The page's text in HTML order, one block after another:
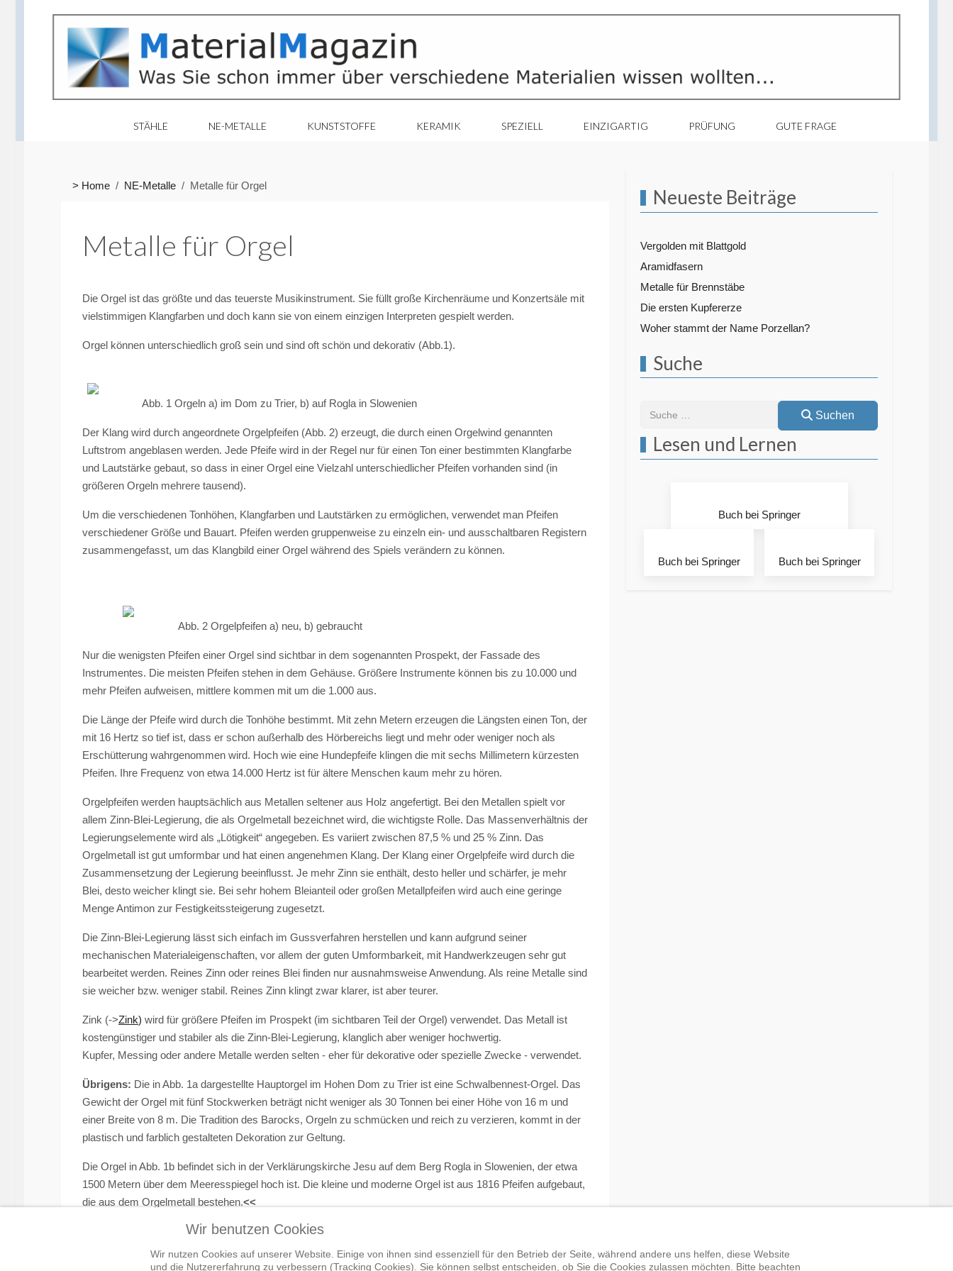
STÄHLE NE-METALLE KUNSTSTOFFE KERAMIK SPEZIELL EINZIGARTIG PRÜFUNG GUTE FRAGE
> Home NE-Metalle Metalle für Orgel
Metalle für Orgel
Die Orgel ist das größte und das teuerste Musikinstrument. Sie füllt große Kirchenräume und Konzertsäle mit
vielstimmigen Klangfarben und doch kann sie von einem einzigen Interpreten gespielt werden.
Orgel können unterschiedlich groß sein und sind oft schön und dekorativ (Abb.1).
Abb. 1 Orgeln a) im Dom zu Trier, b) auf Rogla in Slowenien
Der Klang wird durch angeordnete Orgelpfeifen (Abb. 2) erzeugt, die durch einen Orgelwind genannten
Luftstrom angeblasen werden. Jede Pfeife wird in der Regel nur für einen Ton einer bestimmten Klangfarbe
und Lautstärke gebaut, so dass in einer Orgel eine Vielzahl unterschiedlicher Pfeifen vorhanden sind (in
größeren Orgeln mehrere tausend).
Um die verschiedenen Tonhöhen, Klangfarben und Lautstärken zu ermöglichen, verwendet man Pfeifen
verschiedener Größe und Bauart. Pfeifen werden gruppenweise zu einzeln ein- und ausschaltbaren Registern
zusammengefasst, um das Klangbild einer Orgel während des Spiels verändern zu können.
Abb. 2 Orgelpfeifen a) neu, b) gebraucht
Nur die wenigsten Pfeifen einer Orgel sind sichtbar in dem sogenannten Prospekt, der Fassade des
Instrumentes. Die meisten Pfeifen stehen in dem Gehäuse. Größere Instrumente können bis zu 10.000 und
mehr Pfeifen aufweisen, mittlere kommen mit um die 1.000 aus.
Die Länge der Pfeife wird durch die Tonhöhe bestimmt. Mit zehn Metern erzeugen die Längsten einen Ton, der
mit 16 Hertz so tief ist, dass er schon außerhalb des Hörbereichs liegt und mehr oder weniger noch als
Erschütterung wahrgenommen wird. Hoch wie eine Hundepfeife klingen die mit sechs Millimetern kürzesten
Pfeifen. Ihre Frequenz von etwa 14.000 Hertz ist für ältere Menschen kaum mehr zu hören.
Orgelpfeifen werden hauptsächlich aus Metallen seltener aus Holz angefertigt. Bei den Metallen spielt vor
allem Zinn-Blei-Legierung, die als Orgelmetall bezeichnet wird, die wichtigste Rolle. Das Massenverhältnis der
Legierungselemente wird als „Lötigkeit“ angegeben. Es variiert zwischen 87,5 % und 25 % Zinn. Das
Orgelmetall ist gut umformbar und hat einen angenehmen Klang. Der Klang einer Orgelpfeife wird durch die
Zusammensetzung der Legierung beeinflusst. Je mehr Zinn sie enthält, desto heller und schärfer, je mehr
Blei, desto weicher klingt sie. Bei sehr hohem Bleianteil oder großen Metallpfeifen wird auch eine geringe
Menge Antimon zur Festigkeitssteigerung zugesetzt.
Die Zinn-Blei-Legierung lässt sich einfach im Gussverfahren herstellen und kann aufgrund seiner
mechanischen Materialeigenschaften, vor allem der guten Umformbarkeit, mit Handwerkzeugen sehr gut
bearbeitet werden. Reines Zinn oder reines Blei finden nur ausnahmsweise Anwendung. Als reine Metalle sind
sie weicher bzw. weniger stabil. Reines Zinn klingt zwar klarer, ist aber teurer.
Zink (->Zink) wird für größere Pfeifen im Prospekt (im sichtbaren Teil der Orgel) verwendet. Das Metall ist
kostengünstiger und stabiler als die Zinn-Blei-Legierung, klanglich aber weniger hochwertig.
Kupfer, Messing oder andere Metalle werden selten - eher für dekorative oder spezielle Zwecke - verwendet.
Übrigens: Die in Abb. 1a dargestellte Hauptorgel im Hohen Dom zu Trier ist eine Schwalbennest-Orgel. Das
Gewicht der Orgel mit fünf Stockwerken beträgt nicht weniger als 30 Tonnen bei einer Höhe von 16 m und
einer Breite von 8 m. Die Tradition des Barocks, Orgeln zu schmücken und reich zu verzieren, kommt in der
plastisch und farblich gestalteten Dekoration zur Geltung.
Die Orgel in Abb. 1b befindet sich in der Verklärungskirche Jesu auf dem Berg Rogla in Slowenien, der etwa
1500 Metern über dem Meeresspiegel hoch ist. Die kleine und moderne Orgel ist aus 1816 Pfeifen aufgebaut,
die aus dem Orgelmetall bestehen.<<
Vorheriger Beitrag: Die ersten Kupfererze
Neueste Beiträge
Vergolden mit Blattgold
Aramidfasern
Metalle für Brennstäbe
Die ersten Kupfererze
Woher stammt der Name Porzellan?
Suche
Suchen
Suchen
Lesen und Lernen
Buch bei Springer
Buch bei Springer Buch bei Springer
Wir benutzen Cookies
Wir nutzen Cookies auf unserer Website. Einige von ihnen sind essenziell für den Betrieb der Seite, während andere uns helfen, diese Website
und die Nutzererfahrung zu verbessern (Tracking Cookies). Sie können selbst entscheiden, ob Sie die Cookies zulassen möchten. Bitte beachten